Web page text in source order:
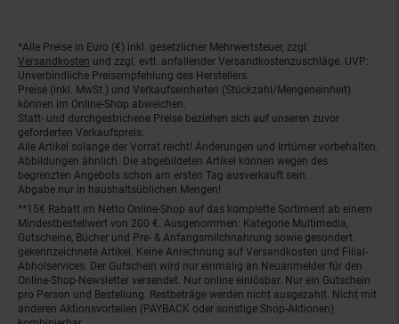
Fußnoten
*Alle Preise in Euro (€) inkl. gesetzlicher Mehrwertsteuer, zzgl.
Versandkosten und zzgl. evtl. anfallender Versandkostenzuschläge. UVP:
Unverbindliche Preisempfehlung des Herstellers.
Preise (inkl. MwSt.) und Verkaufseinheiten (Stückzahl/Mengeneinheit)
können im Online-Shop abweichen.
Statt- und durchgestrichene Preise beziehen sich auf unseren zuvor
geforderten Verkaufspreis.
Alle Artikel solange der Vorrat reicht! Änderungen und Irrtümer vorbehalten.
Abbildungen ähnlich. Die abgebildeten Artikel können wegen des
begrenzten Angebots schon am ersten Tag ausverkauft sein.
Abgabe nur in haushaltsüblichen Mengen!
**15€ Rabatt im Netto Online-Shop auf das komplette Sortiment ab einem
Mindestbestellwert von 200 €. Ausgenommen: Kategorie Multimedia,
Gutscheine, Bücher und Pre- & Anfangsmilchnahrung sowie gesondert
gekennzeichnete Artikel. Keine Anrechnung auf Versandkosten und Filial-
Abholservices. Der Gutschein wird nur einmalig an Neuanmelder für den
Online-Shop-Newsletter versendet. Nur online einlösbar. Nur ein Gutschein
pro Person und Bestellung. Restbeträge werden nicht ausgezahlt. Nicht mit
anderen Aktionsvorteilen (PAYBACK oder sonstige Shop-Aktionen)